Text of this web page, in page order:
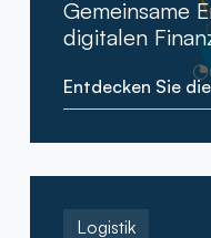
Gemeinsame
digitalen
Entdecken Sie
Logistik